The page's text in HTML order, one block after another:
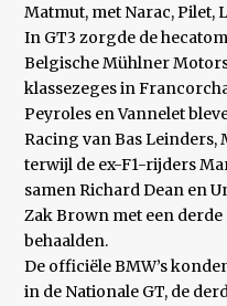
Matmut, met Narac, Pilet,
In GT3 zorgde de
Belgische Mühlner
klassezeges in
Peyroles en Vannelet
Racing van Bas
terwijl de ex-F1-rijders
samen Richard Dean en
Zak Brown met een
behaalden.
De officiële BMW’s
in de Nationale GT, de